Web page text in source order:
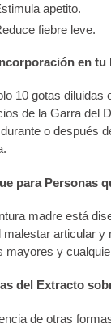
apetito.
fiebre leve.
en tu
10 gotas diluidas
de la Garra del
o después
para Personas
madre está
malestar articular
mayores y
del Extracto
de otras